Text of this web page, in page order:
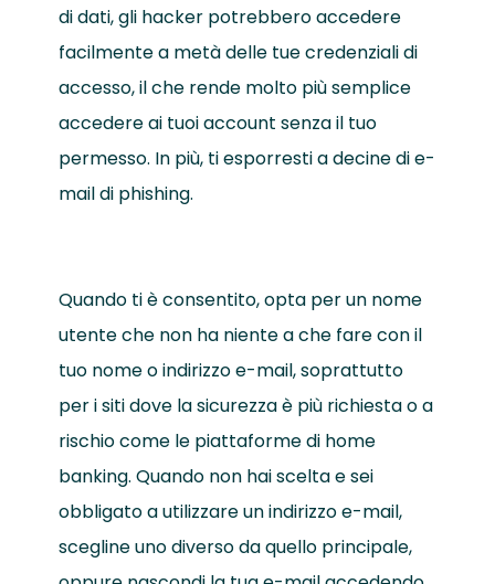
di dati, gli hacker potrebbero accedere
facilmente a metà delle tue credenziali di
accesso, il che rende molto più semplice
accedere ai tuoi account senza il tuo
permesso. In più, ti esporresti a decine di e-
mail di phishing.
Quando ti è consentito, opta per un nome
utente che non ha niente a che fare con il
tuo nome o indirizzo e-mail, soprattutto
per i siti dove la sicurezza è più richiesta o a
rischio come le piattaforme di home
banking. Quando non hai scelta e sei
obbligato a utilizzare un indirizzo e-mail,
scegline uno diverso da quello principale,